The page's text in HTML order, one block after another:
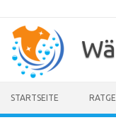
Inhalt
springen
STARTSEITE